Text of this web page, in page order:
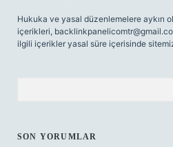
Hukuka ve yasal düzenlemelere aykırı
içerikleri,
ilgili içerikler yasal süre içerisinde
SON YORUMLAR